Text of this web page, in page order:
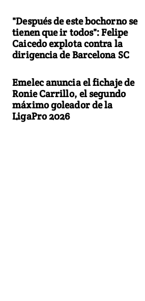
"Después de este bochorno se
tienen que ir todos": Felipe
Caicedo explota contra la
dirigencia de Barcelona SC
Emelec anuncia el fichaje de
Ronie Carrillo, el segundo
máximo goleador de la
LigaPro 2026